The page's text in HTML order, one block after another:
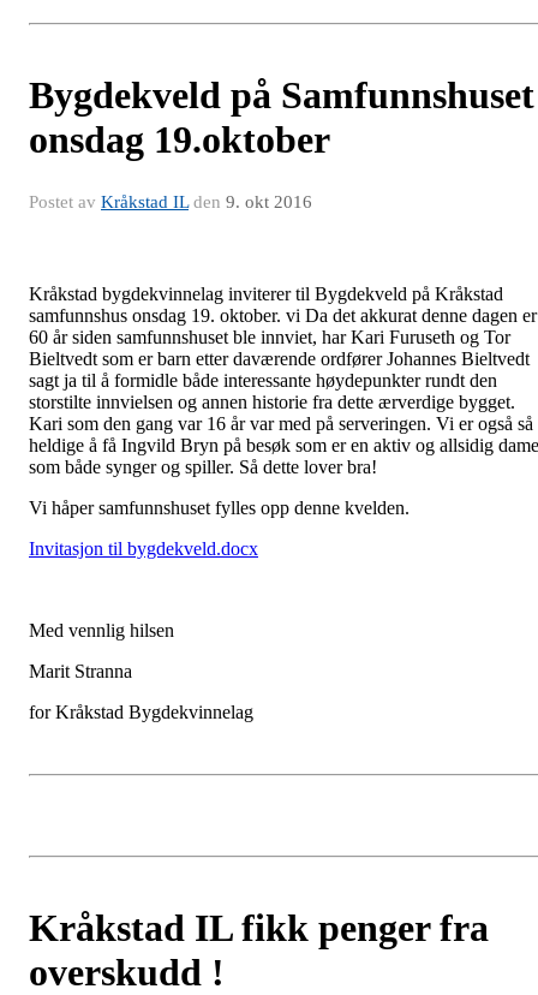
Bygdekveld på Samfunnshuset
onsdag 19.oktober
Postet av Kråkstad ILden 9. okt 2016
Kråkstad bygdekvinnelag inviterer til Bygdekveld på Kråkstad
samfunnshus onsdag 19. oktober. vi Da det akkurat denne dagen er
60 år siden samfunnshuset ble innviet, har Kari Furuseth og Tor
Bieltvedt som er barn etter daværende ordfører Johannes Bieltvedt
sagt ja til å formidle både interessante høydepunkter rundt den
storstilte innvielsen og annen historie fra dette ærverdige bygget.
Kari som den gang var 16 år var med på serveringen. Vi er også så
heldige å få Ingvild Bryn på besøk som er en aktiv og allsidig dame
som både synger og spiller. Så dette lover bra!
Vi håper samfunnshuset fylles opp denne kvelden.
Invitasjon til bygdekveld.docx
Med vennlig hilsen
Marit Stranna
for Kråkstad Bygdekvinnelag
Kråkstad IL fikk penger fra
overskudd !